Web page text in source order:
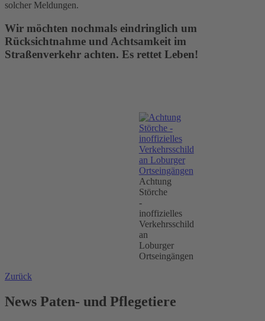
solcher Meldungen.
Wir möchten nochmals eindringlich um
Rücksichtnahme und Achtsamkeit im
Straßenverkehr achten. Es rettet Leben!
Achtung
Störche
-
inoffizielles
Verkehrsschild
an
Loburger
Ortseingängen
Zurück
News Paten- und Pflegetiere